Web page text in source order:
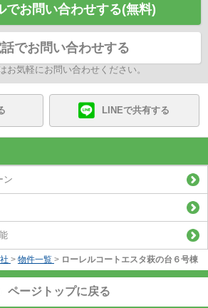
でお問い合わせする(無料)
話でお問い合わせする
お気軽にお問い合わせください。
LINEで共有する
ン
> 物件一覧 > ローレルコートエスタ萩の台６号棟
ページトップに戻る